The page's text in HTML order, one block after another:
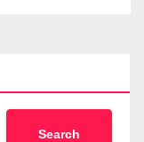
Search